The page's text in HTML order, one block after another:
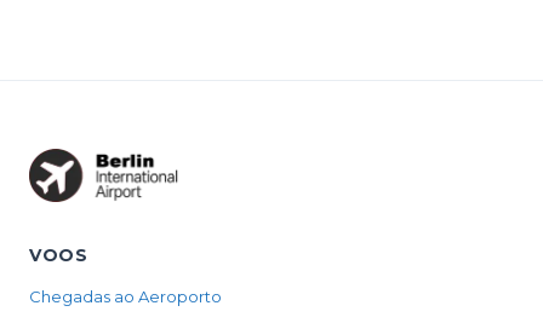
VOOS
Chegadas ao Aeroporto